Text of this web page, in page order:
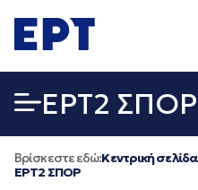
σε
περιεχόμενο
EΡΤ2 ΣΠΟΡ
Βρίσκεστε εδώ:Κεντρική σελίδα
EΡΤ2 ΣΠΟΡ